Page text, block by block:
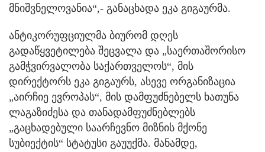
მნიშვნელოვანია“,- განაცხადა ეკა გიგაურმა.
ანტიკორუფციულმა ბიურომ დღეს
გადაწყვეტილება შეცვალა და „საერთაშორისო
გამჭვირვალობა საქართველოს“, მის
დირექტორს ეკა გიგაურს, ასევე ორგანიზაცია
„აირჩიე ევროპას“, მის დამფუძნებელს ხათუნა
ლაგაზიძესა და თანადამფუძნებლებს
„გაცხადებული საარჩევნო მიზნის მქონე
სუბიექტის“ სტატუსი გაუუქმა. მანამდე,